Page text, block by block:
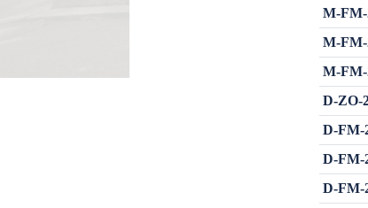
M-FM-
M-FM-
M-FM-
D-ZO-
D-FM-
D-FM-
D-FM-